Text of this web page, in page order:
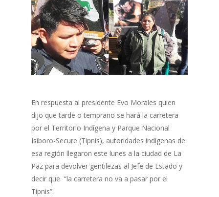
En respuesta al presidente Evo Morales quien
dijo que tarde o temprano se hará la carretera
por el Territorio Indígena y Parque Nacional
Isiboro-Secure (Tipnis), autoridades indígenas de
esa región llegaron este lunes a la ciudad de La
Paz para devolver gentilezas al Jefe de Estado y
decir que “la carretera no va a pasar por el
Tipnis”.